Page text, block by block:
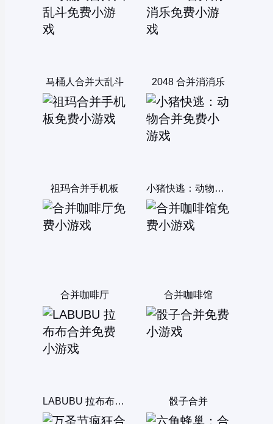
马桶人合并大乱斗 2048 合并消消乐
祖玛合并手机板 小猪快逃：动物合并
合并咖啡厅 合并咖啡馆
LABUBU 拉布布合并 骰子合并